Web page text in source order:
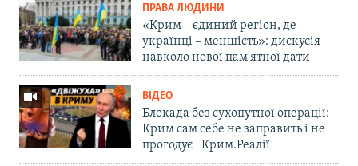
ПРАВА ЛЮДИНИ
«Крим – єдиний регіон, де
українці – меншість»: дискусія
навколо нової пам'ятної дати
ВІДЕО
Блокада без сухопутної операції:
Крим сам себе не заправить і не
прогодує | Крим.Реалії